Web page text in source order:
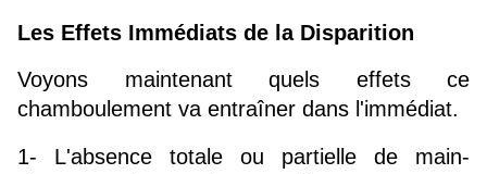
Les Effets Immédiats de la Disparition
Voyons maintenant quels effets ce
chamboulement va entraîner dans l'immédiat.
1- L'absence totale ou partielle de main-